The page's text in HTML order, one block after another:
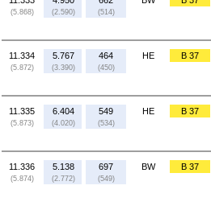
(5.868) (2.590) (514)
11.334
(5.872)
5.767
(3.390)
464
(450)
HE B 37
11.335
(5.873)
6.404
(4.020)
549
(534)
HE B 37
11.336
(5.874)
5.138
(2.772)
697
(549)
BW B 37